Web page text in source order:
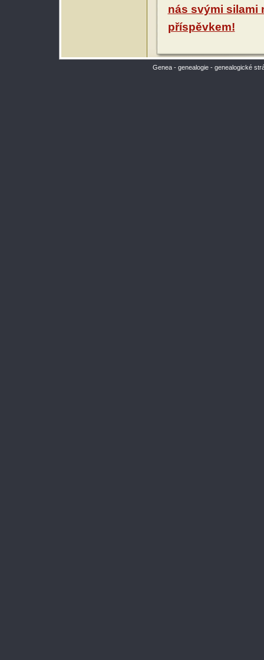
nás svými silami
příspěvkem!
Genea - genealogie - genealogické